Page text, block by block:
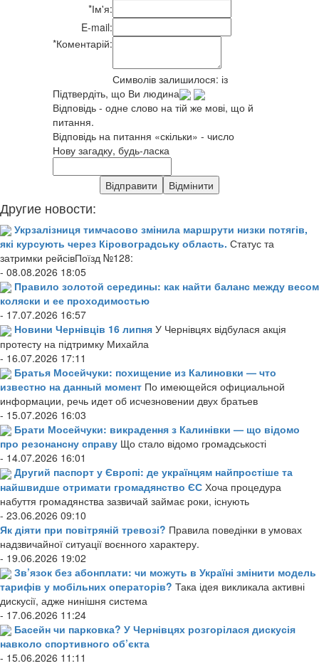
*Ім'я:
E-mail:
*Коментарій:
Символів залишилося: із
Підтвердіть, що Ви людина
Відповідь - одне слово на тій же мові, що й
питання.
Відповідь на питання «скільки» - число
Нову загадку, будь-ласка
Другие новости:
Укрзалізниця тимчасово змінила маршрути низки потягів,
які курсують через Кіровоградську область. Статус та
затримки рейсівПоїзд №128:
- 08.08.2026 18:05
Правило золотой середины: как найти баланс между весом
коляски и ее проходимостью
- 17.07.2026 16:57
Новини Чернівців 16 липня У Чернівцях відбулася акція
протесту на підтримку Михайла
- 16.07.2026 17:11
Братья Мосейчуки: похищение из Калиновки — что
известно на данный момент По имеющейся официальной
информации, речь идет об исчезновении двух братьев
- 15.07.2026 16:03
Брати Мосейчуки: викрадення з Калинівки — що відомо
про резонансну справу Що стало відомо громадськості
- 14.07.2026 16:01
Другий паспорт у Європі: де українцям найпростіше та
найшвидше отримати громадянство ЄС Хоча процедура
набуття громадянства зазвичай займає роки, існують
- 23.06.2026 09:10
Як діяти при повітряній тревозі? Правила поведінки в умовах
надзвичайної ситуації воєнного характеру.
- 19.06.2026 19:02
Зв’язок без абонплати: чи можуть в Україні змінити модель
тарифів у мобільних операторів? Така ідея викликала активні
дискусії, адже нинішня система
- 17.06.2026 11:24
Басейн чи парковка? У Чернівцях розгорілася дискусія
навколо спортивного об’єкта
- 15.06.2026 11:11